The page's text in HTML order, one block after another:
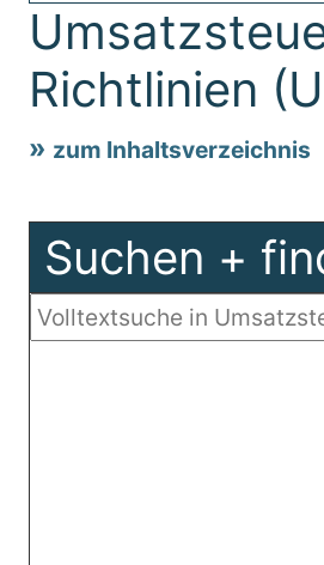
Richtlinien
zum Inhaltsverzeichnis
Suchen +